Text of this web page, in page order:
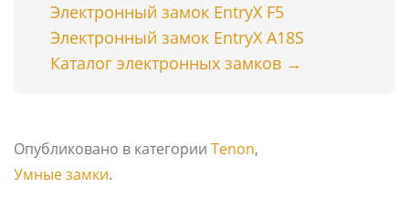
Электронный замок EntryX F5
Электронный замок EntryX A18S
Каталог электронных замков →
Опубликовано в категории Tenon,
Умные замки.